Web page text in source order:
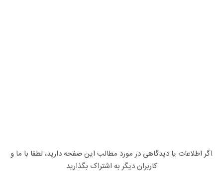
اگر اطلاعات یا دیدگاهی در مورد مطالب این صفحه دارید، لطفا با ما و
کاربران دیگر به اشتراک بگذارید